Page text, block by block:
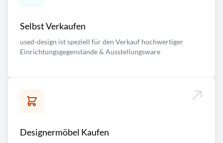
Selbst Verkaufen
used-design ist speziell für den Verkauf hochwertiger
Einrichtungsgegenstände & Ausstellungsware
Designermöbel Kaufen